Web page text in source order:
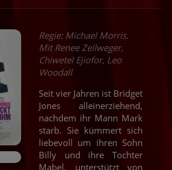
Regie: Michael Morris.
Mit Renee Zellweger,
Chiwetel Ejiofor, Leo
Woodall
Seit vier Jahren ist Bridget
Jones alleinerziehend,
nachdem ihr Mann Mark
starb. Sie kümmert sich
liebevoll um ihren Sohn
Billy und ihre Tochter
Mabel, unterstützt von